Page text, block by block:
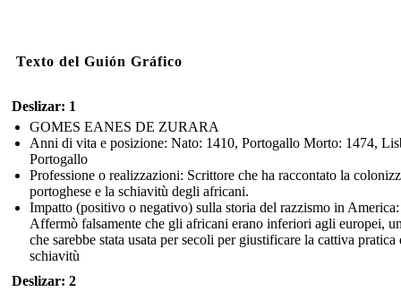
Texto del Guión Gráfico
Deslizar: 1
GOMES EANES DE ZURARA
Anni di vita e posizione: Nato: 1410, Portogallo Morto: 1474,
Portogallo
Professione o realizzazioni: Scrittore che ha raccontato la
portoghese e la schiavitù degli africani.
Impatto (positivo o negativo) sulla storia del razzismo in America:
Affermò falsamente che gli africani erano inferiori agli europei,
che sarebbe stata usata per secoli per giustificare la cattiva pratica
schiavitù
Deslizar: 2